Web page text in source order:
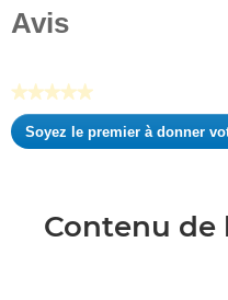
Avis
★★★★★
Aucune
valeur
Soyez le premier à donner
.
entraînera
l'ouverture
Contenu de